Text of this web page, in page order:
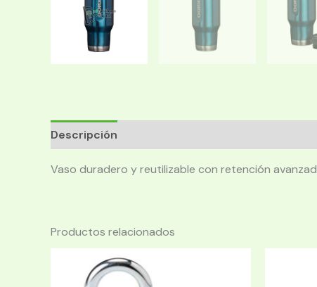
Descripción
Vaso duradero y reutilizable con retención
Productos relacionados